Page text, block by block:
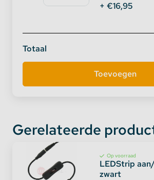
+ €16,95
Totaal
Gerelateerde
Op voorraad
LEDStrip
zwart